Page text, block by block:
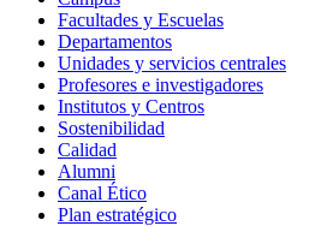
Facultades y Escuelas
Departamentos
Unidades y servicios centrales
Profesores e investigadores
Institutos y Centros
Sostenibilidad
Calidad
Alumni
Canal Ético
Plan estratégico